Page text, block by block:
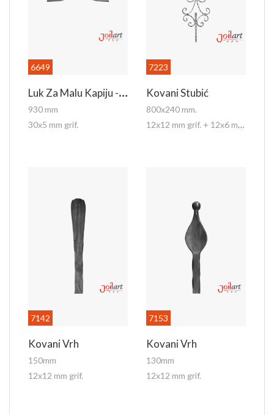
6649
L
Uk Za Malu Kapiju - Donji
930 mm
30x5 mm grif.
7223
Kovani Stubić
800x240 mm.
12x12 mm grif. + 12x6 mm grif.
7142
Kovani Vrh
150mm
12x12 mm grif.
7153
Kovani Vrh
130mm
12x12 mm grif.